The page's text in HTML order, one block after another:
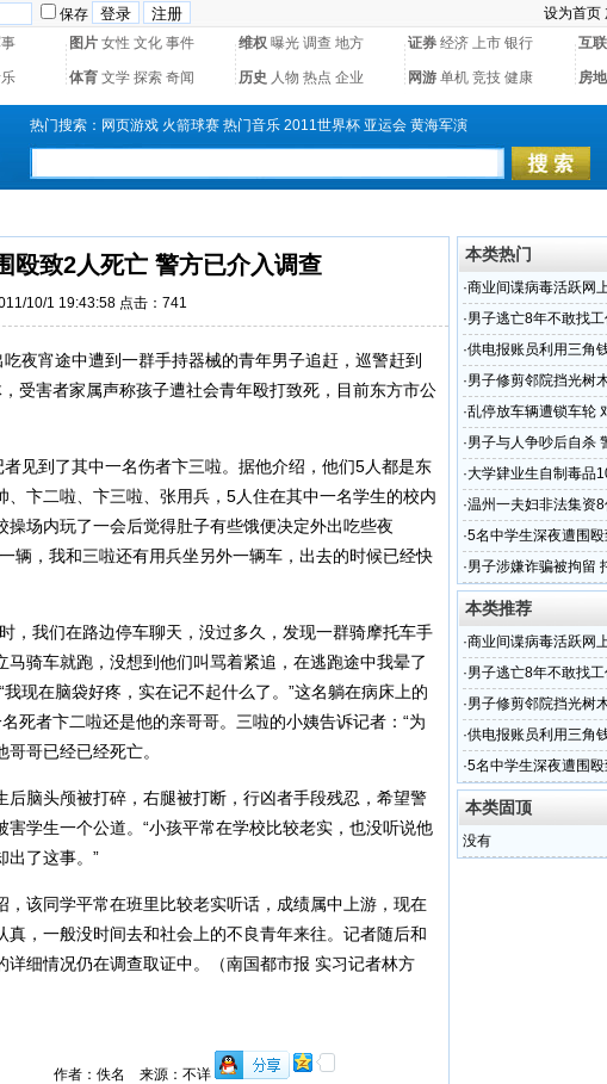
保存 设为首页
图片 女性 文化 事件 维权 曝光 调查 地方 证券 经济 上市 银行 互
体育 文学 探索 奇闻 历史 人物 热点 企业 网游 单机 竞技 健康 房
热门搜索： 网页游戏 火箭球赛 热门音乐 2011世界杯 亚运会 黄海军演
殴致2人死亡 警方已介入调查
10/1 19:43:58 点击： 741
宵途中遭到一群手持器械的青年男子追赶，巡警赶到
受害者家属声称孩子遭社会青年殴打致死，目前东方市公
到了其中一名伤者卞三啦。据他介绍，他们5人都是东
卞二啦、卞三啦、张用兵，5人住在其中一名学生的校内
场内玩了一会后觉得肚子有些饿便决定外出吃些夜
辆，我和三啦还有用兵坐另外一辆车，出去的时候已经快
我们在路边停车聊天，没过多久，发现一群骑摩托车手
骑车就跑，没想到他们叫骂着紧追，在逃跑途中我晕了
现在脑袋好疼，实在记不起什么了。”这名躺在病床上的
死者卞二啦还是他的亲哥哥。三啦的小姨告诉记者：“为
哥已经已经死亡。
脑头颅被打碎，右腿被打断，行凶者手段残忍，希望警
学生一个公道。“小孩平常在学校比较老实，也没听说他
出了这事。”
该同学平常在班里比较老实听话，成绩属中上游，现在
，一般没时间去和社会上的不良青年来往。记者随后和
细情况仍在调查取证中。（南国都市报 实习记者林方
作者：佚名 来源：不详
本类热门
·商业间谍病毒活跃网
·男子逃亡8年不敢找
·供电报账员利用三角
·男子修剪邻院挡光树
·乱停放车辆遭锁车轮
·男子与人争吵后自杀
·大学肄业生自制毒品
·温州一夫妇非法集资
属实
·5名中学生深夜遭围
查
·男子涉嫌诈骗被拘留
本类推荐
·商业间谍病毒活跃网
·男子逃亡8年不敢找
·男子修剪邻院挡光树
·供电报账员利用三角
·5名中学生深夜遭围
查
本类固顶
没有